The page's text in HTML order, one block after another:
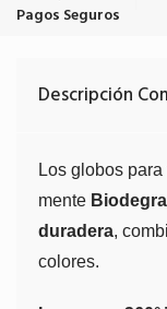
Pagos Seguros
Descripción
Los globos
mente
duradera,
colores.